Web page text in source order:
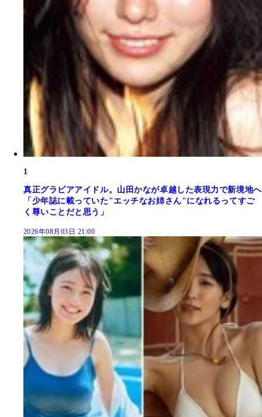
1
真正グラビアアイドル。山田かなが卓越した表現力で新境地へ
「少年誌に載っていた"エッチなお姉さん"になれるってすご
く尊いことだと思う」
2026年08月03日 21:00